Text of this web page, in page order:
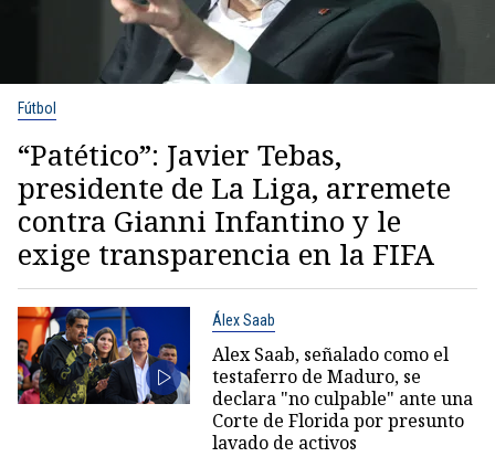
Fútbol
“Patético”: Javier Tebas,
presidente de La Liga, arremete
contra Gianni Infantino y le
exige transparencia en la FIFA
Álex Saab
Alex Saab, señalado como el
testaferro de Maduro, se
declara "no culpable" ante una
Corte de Florida por presunto
lavado de activos